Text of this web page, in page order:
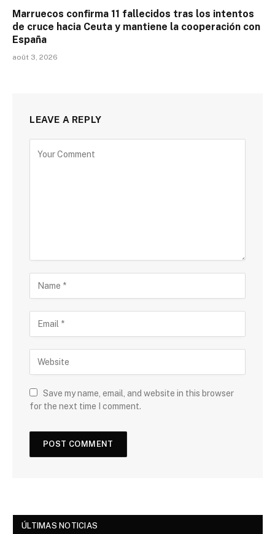
Marruecos confirma 11 fallecidos tras los intentos
de cruce hacia Ceuta y mantiene la cooperación con
España
août 3, 2026
LEAVE A REPLY
Save my name, email, and website in this browser
for the next time I comment.
ÚLTIMAS NOTICIAS